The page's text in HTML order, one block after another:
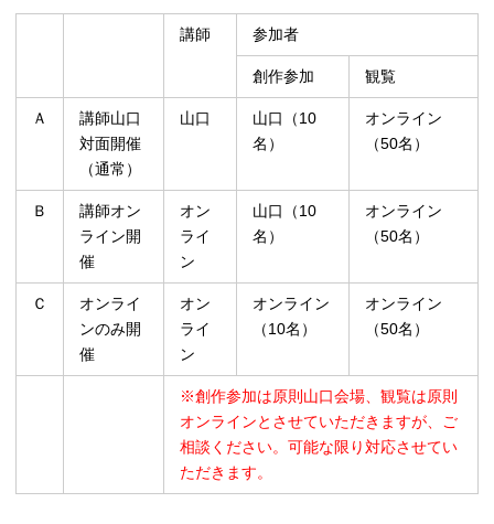
講師 参加者
創作参加 観覧
Ａ
講師山口
対面開催
（通常）
山口
山口（10
名）
オンライン
（50名）
Ｂ
講師オン
ライン開
催
オン
ライ
ン
山口（10
名）
オンライン
（50名）
Ｃ
オンライ
ンのみ開
催
オン
ライ
ン
オンライン
（10名）
オンライン
（50名）
※創作参加は原則山口会場、観覧は原則
オンラインとさせていただきますが、ご
相談ください。可能な限り対応させてい
ただきます。